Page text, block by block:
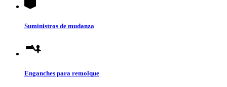
Suministros de mudanza
Enganches para remolque